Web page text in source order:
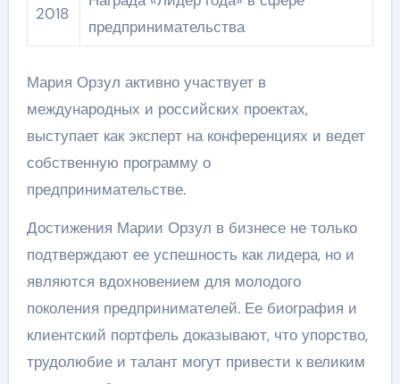
2018
предпринимательства
Мария Орзул активно участвует в
международных и российских проектах,
выступает как эксперт на конференциях и ведет
собственную программу о
предпринимательстве.
Достижения Марии Орзул в бизнесе не только
подтверждают ее успешность как лидера, но и
являются вдохновением для молодого
поколения предпринимателей. Ее биография и
клиентский портфель доказывают, что упорство,
трудолюбие и талант могут привести к великим